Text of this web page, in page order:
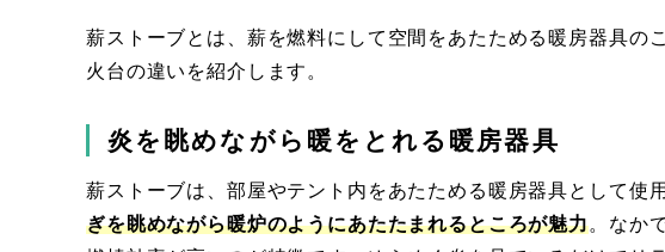
薪ストーブとは、薪を燃料にして空間をあたためる暖房器具の
火台の違いを紹介します。
炎を眺めながら暖をとれる暖房器具
薪ストーブは、部屋やテント内をあたためる暖房器具として使
ぎを眺めながら暖炉のようにあたたまれるところが魅力。なか